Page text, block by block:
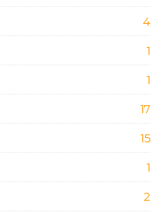
4
1
1
17
15
1
2